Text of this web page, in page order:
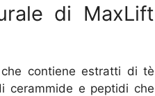
di MaxLift
contiene estratti di tè
cerammide e peptidi che